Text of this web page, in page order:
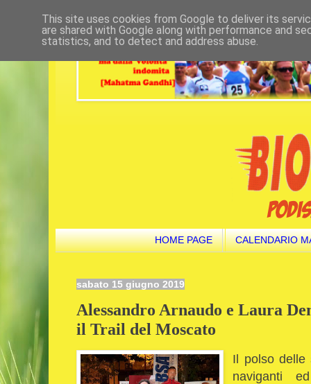
HOME PAGE CALENDARIO
sabato 15 giugno 2019
Alessandro Arnaudo e Laura
il Trail del Moscato
Il polso delle
naviganti
This site uses cookies from Google to deliver its
are shared with Google along with performance and
statistics, and to detect and address abuse.